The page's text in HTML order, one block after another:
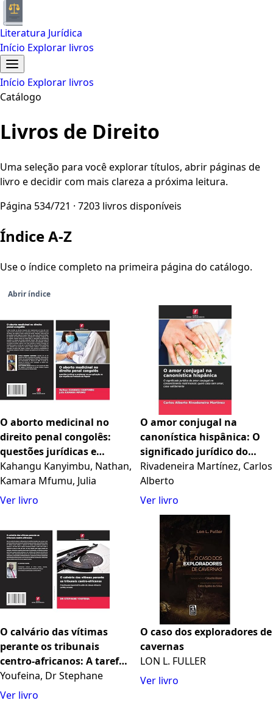
Literatura Jurídica
Início Explorar livros
Início Explorar livros
Catálogo
Livros de Direito
Uma seleção para você explorar títulos, abrir páginas de
livro e decidir com mais clareza a próxima leitura.
Página 534/721 · 7203 livros disponíveis
Índice A-Z
Use o índice completo na primeira página do catálogo.
Abrir índice
O aborto medicinal no
direito penal congolês:
questões jurídicas e
problemas na sua
aplicação no que respeita
ao Protocolo de Maputo
Kahangu Kanyimbu, Nathan,
Kamara Mfumu, Julia
Ver livro
O amor conjugal na
canonística hispânica: O
significado jurídico do
amor conjugal no
consentimento
matrimonial: quem casa
Rivadeneira Martínez, Carlos
Alberto
Ver livro
O calvário das vítimas
perante os tribunais
centro-africanos: A tarefa
quase impossível de cuidar
de crianças vítimas de
Youfeina, Dr Stephane
Ver livro
O caso dos exploradores de
cavernas
LON L. FULLER
Ver livro